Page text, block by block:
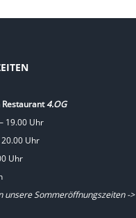
4.OG
19.00 Uhr
Uhr
Uhr
unsere Sommeröffnungszeiten ->